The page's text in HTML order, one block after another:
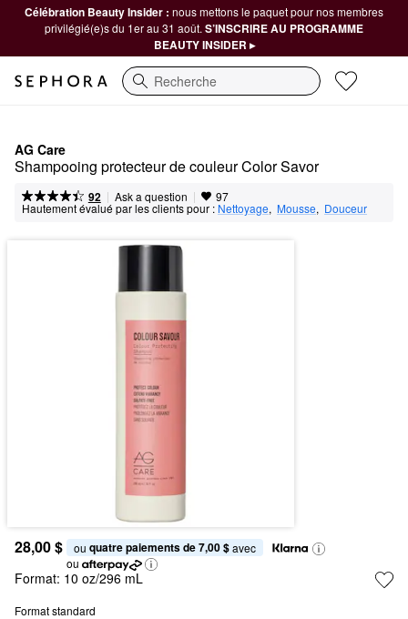
Célébration Beauty Insider : nous mettons le paquet pour nos membres
privilégié(e)s du 1er au 31 août. S’INSCRIRE AU PROGRAMME
BEAUTY INSIDER ▸
Recherche
AG Care
Shampooing protecteur de couleur Color Savor
92 | Ask a question | 97
Hautement évalué par les clients pour : Nettoyage, Mousse, Douceur
28,00 $ ou quatre paiements de 7,00 $ avec
ou
Format: 10 oz/296 mL
Format standard